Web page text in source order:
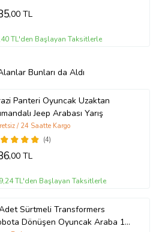
,00 TL
TL'den Başlayan Taksitlerle
Bunları da Aldı
Panteri Oyuncak Uzaktan
Jeep Arabası Yarış
(4)
/ 24 Saatte Kargo
,00 TL
TL'den Başlayan Taksitlerle
Sürtmeli Transformers
Dönüşen Oyuncak Araba 13